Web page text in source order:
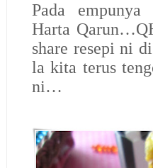
Pada empunya
Harta
share resepi ni
la kita terus
ni…